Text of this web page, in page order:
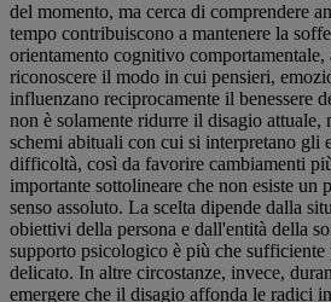
del momento, ma cerca di comprendere
tempo contribuiscono a mantenere la
orientamento cognitivo comportamentale,
riconoscere il modo in cui pensieri,
influenzano reciprocamente il benessere
non è solamente ridurre il disagio attuale,
schemi abituali con cui si interpretano gli
difficoltà, così da favorire cambiamenti
importante sottolineare che non esiste
senso assoluto. La scelta dipende dalla
obiettivi della persona e dall'entità della
supporto psicologico è più che sufficiente
delicato. In altre circostanze, invece,
emergere che il disagio affonda le radici